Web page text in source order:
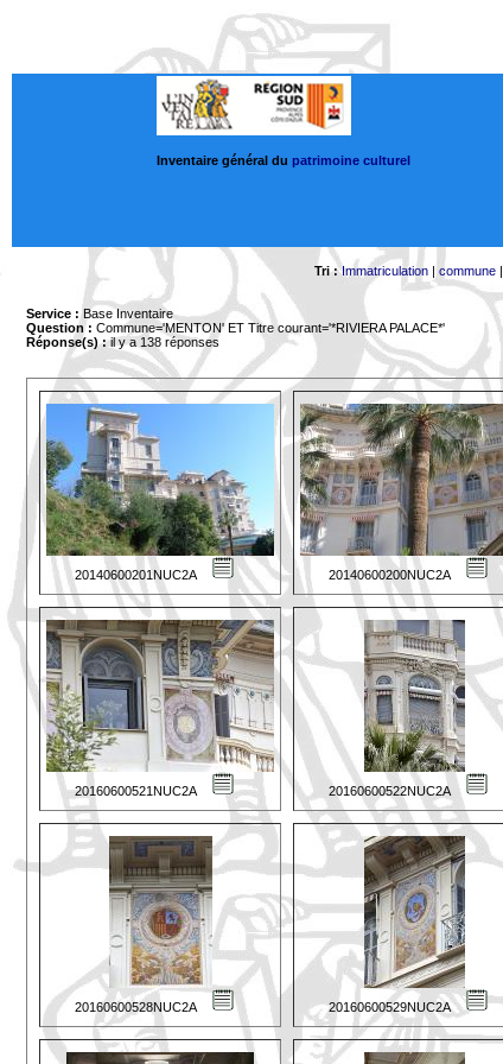
Inventaire général du patrimoine culturel
Tri : Immatriculation| commune|
Service : Base Inventaire
Question : Commune='MENTON' ET Titre courant='*RIVIERA PALACE*'
Réponse(s) :il y a 138 réponses
20140600201NUC2A 20140600200NUC2A
20160600521NUC2A 20160600522NUC2A
20160600528NUC2A 20160600529NUC2A